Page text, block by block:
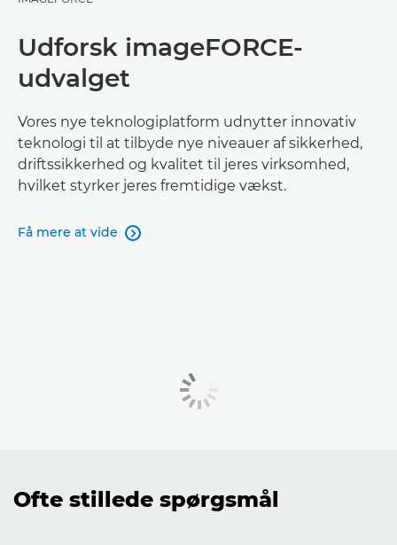
Udforsk imageFORCE-
udvalget
Vores nye teknologiplatform udnytter innovativ
teknologi til at tilbyde nye niveauer af sikkerhed,
driftssikkerhed og kvalitet til jeres virksomhed,
hvilket styrker jeres fremtidige vækst.
Få mere at vide 
Ofte stillede spørgsmål